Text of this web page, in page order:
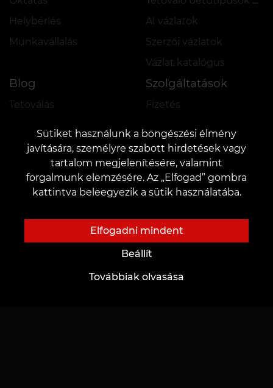
Helybérlés
Munkavállalás
AI vázlatok
Szerzői vázlatok
Vázlat katalógus
Blog
Tetoválás
Tartós smink
Szolgáltatások
Fizetés
Hagyjon visszajelzést
Katalógus
Mesterek katalgusa
Portfóliónk
Fontos
Sütik kezelése
Sütiket használunk a böngészési élmény
javítására, személyre szabott hirdetések vagy
tartalom megjelenítésére, valamint
forgalmunk elemzésére. Az „Elfogad” gombra
kattintva beleegyezik a sütik használatába.
Elfogadni mindent
Beállít
Továbbiak olvasása